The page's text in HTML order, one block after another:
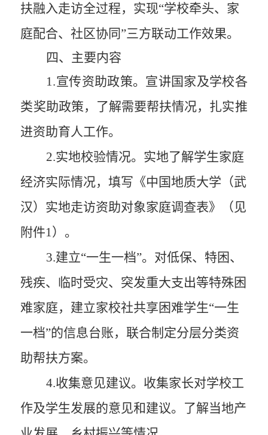
扶融入走访全过程，实现“学校牵头、家
庭配合、社区协同”三方联动工作效果。
四、主要内容
1 .宣传资助政策。 宣讲国家及学校各
类奖助政策， 了解需要帮扶情况， 扎实推
进资助育人工作。
2.实地校验情况。 实地了解学生家庭
经济实际情况，填写 《中国地质大学（武
汉）实地走访资助对象家庭调查表》
（ 见
附件1 ） 。
3.建立“一生一档”。 对低保、特困、
残疾、临时受灾、突发重大支出等特殊困
难家庭，建立家校社共享困难学生“一生
一档”的信息台账，联合制定分层分类资
助帮扶方案。
4.收集意见建议。 收集家长对学校工
作及学生发展的意见和建议。 了解当地产